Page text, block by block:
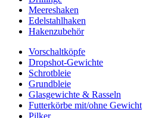
Meereshaken
Edelstahlhaken
Hakenzubehör
Vorschaltköpfe
Dropshot-Gewichte
Schrotbleie
Grundbleie
Glasgewichte & Rasseln
Futterkörbe mit/ohne Gewicht
Pilker